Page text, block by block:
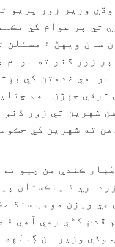
وزير زور ڀريو
ٿي پر عوام کي
سان ويهڻ ۽ مسئلن
زور ڏنو ته عوام
خدمتن کي
جهڙن اهم
شهرين تي زور
ته شهرين کي
جو اظهار ڪندي هن
۽ پاڪستان
جي ويزن موجب سنڌ
قدم کڻي رهي آهي
وڏي وزير ان